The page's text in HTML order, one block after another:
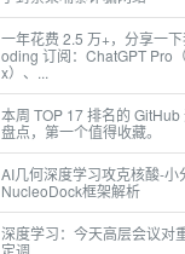
一年花费 2.5 万+，分享一
oding 订阅：ChatGPT Pro
x）、...
本周 TOP 17 排名的 GitHub
盘点，第一个值得收藏。
AI几何深度学习攻克核酸-小
NucleoDock框架解析
深度学习：今天高层会议对
定调